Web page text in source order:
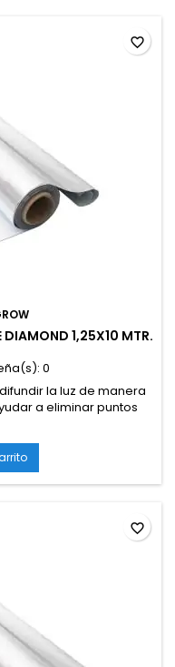
DIAMOND 1,25X10 MTR.
0
la luz de manera
a eliminar puntos
Recubiertos para
y el desgaste.
favorite_border
favorite_border